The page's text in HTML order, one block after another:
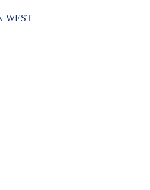
WEST